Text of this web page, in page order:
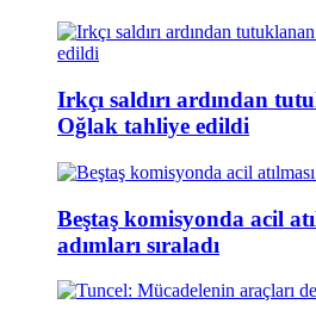
Irkçı saldırı ardından
Oğlak tahliye edildi
Beştaş komisyonda acil
adımları sıraladı